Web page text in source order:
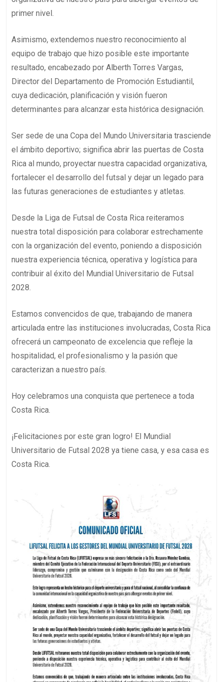
primer nivel.
Asimismo, extendemos nuestro reconocimiento al
equipo de trabajo que hizo posible este importante
resultado, encabezado por Alberth Torres Vargas,
Director del Departamento de Promoción Estudiantil,
cuya dedicación, planificación y visión fueron
determinantes para alcanzar esta histórica designación.
Ser sede de una Copa del Mundo Universitaria trasciende
el ámbito deportivo; significa abrir las puertas de Costa
Rica al mundo, proyectar nuestra capacidad organizativa,
fortalecer el desarrollo del futsal y dejar un legado para
las futuras generaciones de estudiantes y atletas.
Desde la Liga de Futsal de Costa Rica reiteramos
nuestra total disposición para colaborar estrechamente
con la organización del evento, poniendo a disposición
nuestra experiencia técnica, operativa y logística para
contribuir al éxito del Mundial Universitario de Futsal
2028.
Estamos convencidos de que, trabajando de manera
articulada entre las instituciones involucradas, Costa Rica
ofrecerá un campeonato de excelencia que refleje la
hospitalidad, el profesionalismo y la pasión que
caracterizan a nuestro país.
Hoy celebramos una conquista que pertenece a toda
Costa Rica.
¡Felicitaciones por este gran logro! El Mundial
Universitario de Futsal 2028 ya tiene casa, y esa casa es
Costa Rica.